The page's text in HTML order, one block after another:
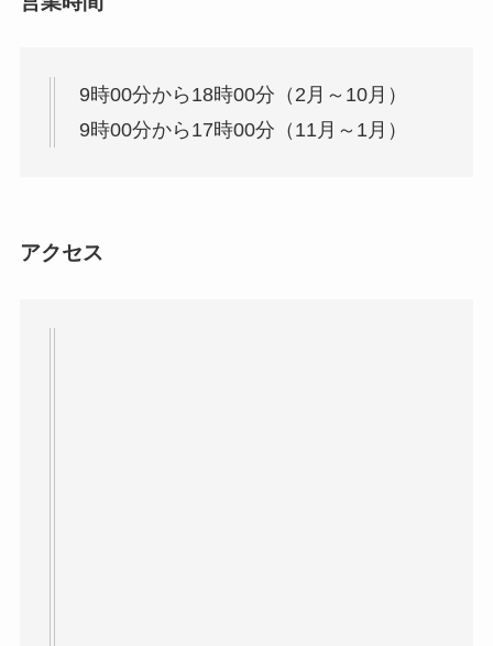
9時00分から18時00分（2月～10月）
9時00分から17時00分（11月～1月）
アクセス